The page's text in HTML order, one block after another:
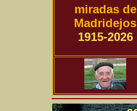
miradas de
Madridejos
1915-2026